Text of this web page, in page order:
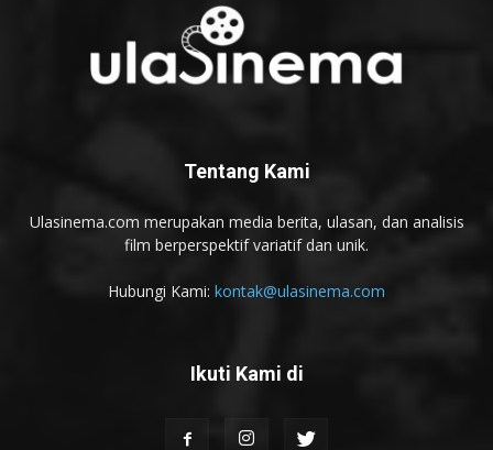
Tentang Kami
Ulasinema.com merupakan media berita, ulasan, dan analisis
film berperspektif variatif dan unik.
Hubungi Kami: kontak@ulasinema.com
Ikuti Kami di